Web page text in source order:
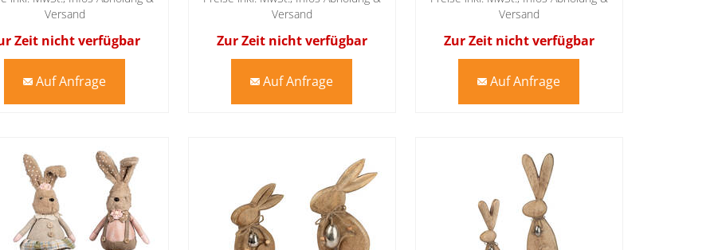
Versand
Zeit nicht verfügbar
mail Auf Anfrage
Versand
Zur Zeit nicht verfügbar
mail Auf Anfrage
Versand
Zur Zeit nicht verfügbar
mail Auf Anfrage